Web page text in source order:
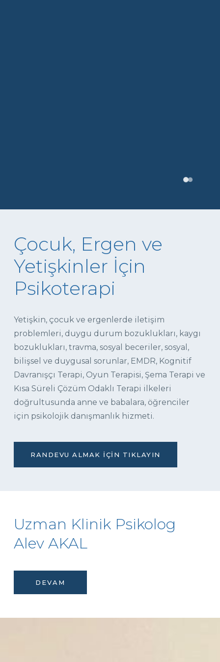
Çocuk, Ergen ve
Yetişkinler İçin
Psikoterapi
Yetişkin, çocuk ve ergenlerde iletişim
problemleri, duygu durum bozuklukları, kaygı
bozuklukları, travma, sosyal beceriler, sosyal,
bilişsel ve duygusal sorunlar, EMDR, Kognitif
Davranışçı Terapi, Oyun Terapisi, Şema Terapi ve
Kısa Süreli Çözüm Odaklı Terapi ilkeleri
doğrultusunda anne ve babalara, öğrenciler
için psikolojik danışmanlık hizmeti.
RANDEVU ALMAK İÇIN TIKLAYIN
Uzman Klinik Psikolog
Alev AKAL
DEVAM